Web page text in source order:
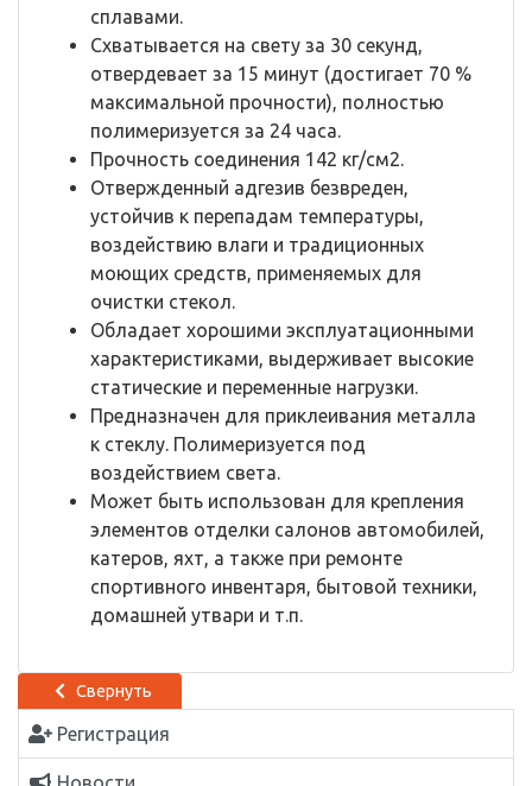
Свернуть
Регистрация
сплавами.
Схватывается на свету за 30 секунд,
отвердевает за 15 минут (достигает 70 %
максимальной прочности), полностью
полимеризуется за 24 часа.
Прочность соединения 142 кг/см2.
Отвержденный адгезив безвреден,
устойчив к перепадам температуры,
воздействию влаги и традиционных
моющих средств, применяемых для
очистки стекол.
Обладает хорошими эксплуатационными
характеристиками, выдерживает высокие
статические и переменные нагрузки.
Предназначен для приклеивания металла
к стеклу. Полимеризуется под
воздействием света.
Может быть использован для крепления
элементов отделки салонов автомобилей,
катеров, яхт, а также при ремонте
спортивного инвентаря, бытовой техники,
домашней утвари и т.п.